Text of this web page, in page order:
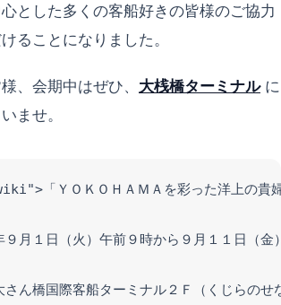
とした多くの客船好きの皆様のご協力
ることになりました。
、会期中はぜひ、 大桟橋ターミナルに
ませ。
「ＹＯＫＯＨＡＭＡを彩った洋上の貴婦
９月１日（火）午前９時から９月１１日（金
さん橋国際客船ターミナル２Ｆ（くじらのせ